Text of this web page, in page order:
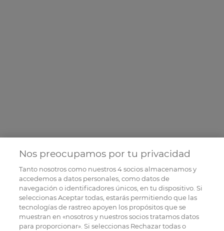
Nos preocupamos por tu privacidad
Tanto nosotros como nuestros4socios almacenamos y
accedemos a datos personales, como datos de
navegación o identificadores únicos, en tu dispositivo. Si
seleccionas Aceptar todas, estarás permitiendo que las
tecnologías de rastreo apoyen los propósitos que se
muestran en «nosotros y nuestros socios tratamos datos
para proporcionar». Si seleccionas Rechazar todas o